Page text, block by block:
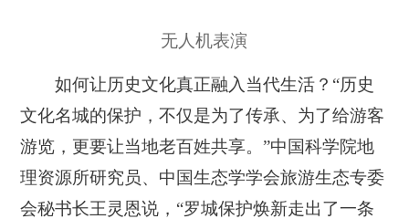
无人机表演
如何让历史文化真正融入当代生活？“历史
文化名城的保护，不仅是为了传承、为了给游客
游览，更要让当地老百姓共享。”中国科学院地
理资源所研究员、中国生态学学会旅游生态专委
会秘书长王灵恩说，“罗城保护焕新走出了一条